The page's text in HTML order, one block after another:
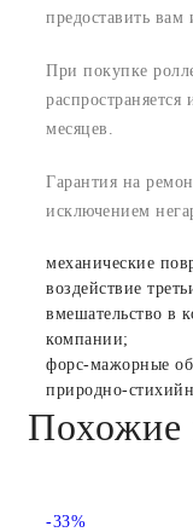
предоставить вам
При покупке
месяцев.
Гарантия на
исключением
механические
воздействие
вмешательство в
компании;
форс-мажорные
природно-
Похожие
-33%